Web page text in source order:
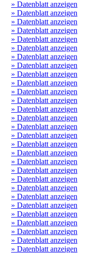
» Datenblatt anzeigen
» Datenblatt anzeigen
» Datenblatt anzeigen
» Datenblatt anzeigen
» Datenblatt anzeigen
» Datenblatt anzeigen
» Datenblatt anzeigen
» Datenblatt anzeigen
» Datenblatt anzeigen
» Datenblatt anzeigen
» Datenblatt anzeigen
» Datenblatt anzeigen
» Datenblatt anzeigen
» Datenblatt anzeigen
» Datenblatt anzeigen
» Datenblatt anzeigen
» Datenblatt anzeigen
» Datenblatt anzeigen
» Datenblatt anzeigen
» Datenblatt anzeigen
» Datenblatt anzeigen
» Datenblatt anzeigen
» Datenblatt anzeigen
» Datenblatt anzeigen
» Datenblatt anzeigen
» Datenblatt anzeigen
» Datenblatt anzeigen
» Datenblatt anzeigen
» Datenblatt anzeigen